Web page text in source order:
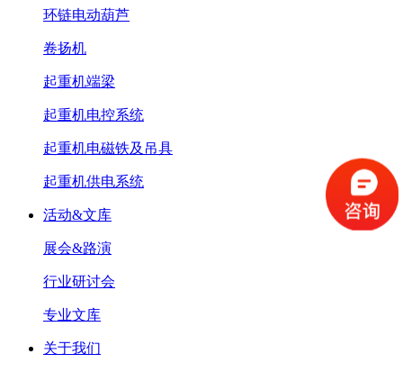
环链电动葫芦
卷扬机
起重机端梁
起重机电控系统
起重机电磁铁及吊具
起重机供电系统
活动&文库
展会&路演
行业研讨会
专业文库
关于我们